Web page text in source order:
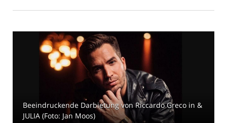
Beeindruckende Darbietung von Riccardo Greco in &
JULIA (Foto: Jan Moos)